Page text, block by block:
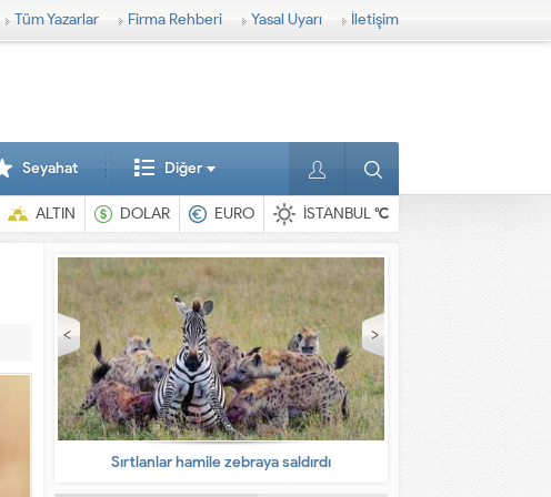
Tüm Yazarlar Firma Rehberi Yasal Uyarı İletişim
Seyahat Diğer
ALTIN DOLAR EURO İSTANBUL°C
Sırtlanlar hamile zebraya saldırdı